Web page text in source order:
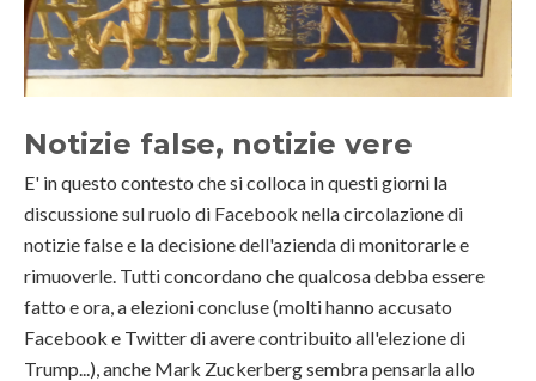
Notizie false, notizie vere
E' in questo contesto che si colloca in questi giorni la
discussione sul ruolo di Facebook nella circolazione di
notizie false e la decisione dell'azienda di monitorarle e
rimuoverle. Tutti concordano che qualcosa debba essere
fatto e ora, a elezioni concluse (molti hanno accusato
Facebook e Twitter di avere contribuito all'elezione di
Trump...), anche Mark Zuckerberg sembra pensarla allo